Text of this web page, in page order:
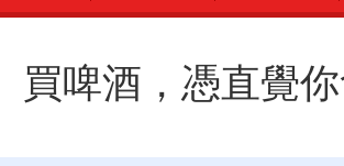
買啤酒，憑直覺